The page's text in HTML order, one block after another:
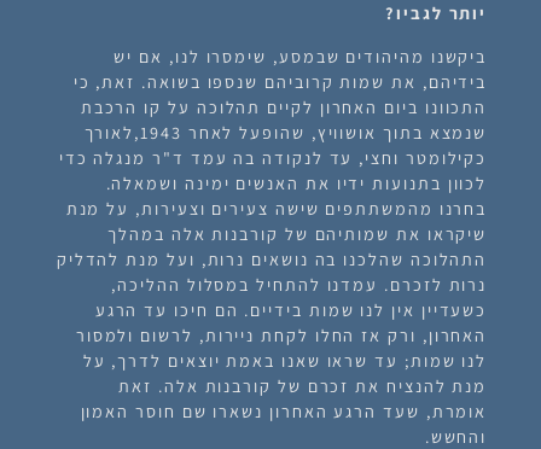
יותר לגביו?
ביקשנו מהיהודים שבמסע, שימסרו לנו, אם יש
בידיהם, את שמות קרוביהם שנספו בשואה. זאת, כי
התכוונו ביום האחרון לקיים תהלוכה על קו הרכבת
שנמצא בתוך אושוויץ, שהופעל לאחר 1943,לאורך
כקילומטר וחצי, עד לנקודה בה עמד ד"ר מנגלה כדי
לכוון בתנועות ידיו את האנשים ימינה ושמאלה.
בחרנו מהמשתתפים שישה צעירים וצעירות, על מנת
שיקראו את שמותיהם של קורבנות אלה במהלך
התהלוכה שהלכנו בה נושאים נרות, ועל מנת להדליק
נרות לזכרם. עמדנו להתחיל במסלול ההליכה,
כשעדיין אין לנו שמות בידיים. הם חיכו עד הרגע
האחרון, ורק אז החלו לקחת ניירות, לרשום ולמסור
לנו שמות; עד שראו שאנו באמת יוצאים לדרך, על
מנת להנציח את זכרם של קורבנות אלה. זאת
אומרת, שעד הרגע האחרון נשארו שם חוסר האמון
והחשש.